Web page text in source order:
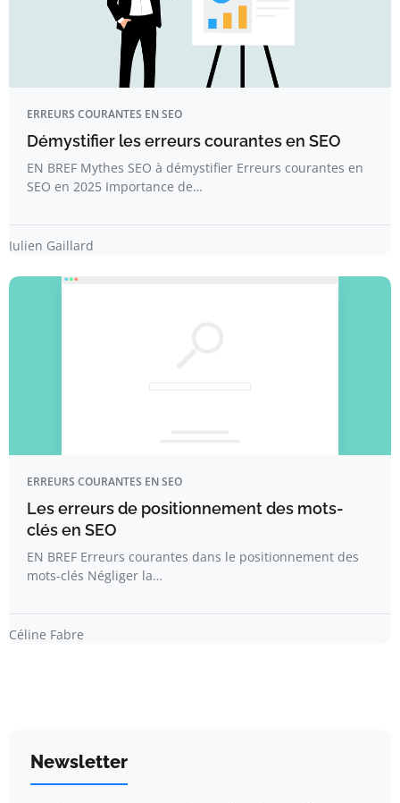
ERREURS COURANTES EN SEO
Démystifier les erreurs courantes en SEO
EN BREF Mythes SEO à démystifier Erreurs courantes en
SEO en 2025 Importance de…
Julien Gaillard
ERREURS COURANTES EN SEO
Les erreurs de positionnement des mots-
clés en SEO
EN BREF Erreurs courantes dans le positionnement des
mots-clés Négliger la…
Céline Fabre
Newsletter